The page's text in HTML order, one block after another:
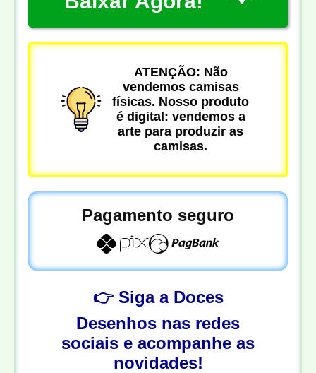
ATENÇÃO: Não
vendemos camisas
físicas. Nosso produto
é digital: vendemos a
arte para produzir as
camisas.
Pagamento seguro
👉 Siga a Doces
Desenhos nas redes
sociais e acompanhe as
novidades!